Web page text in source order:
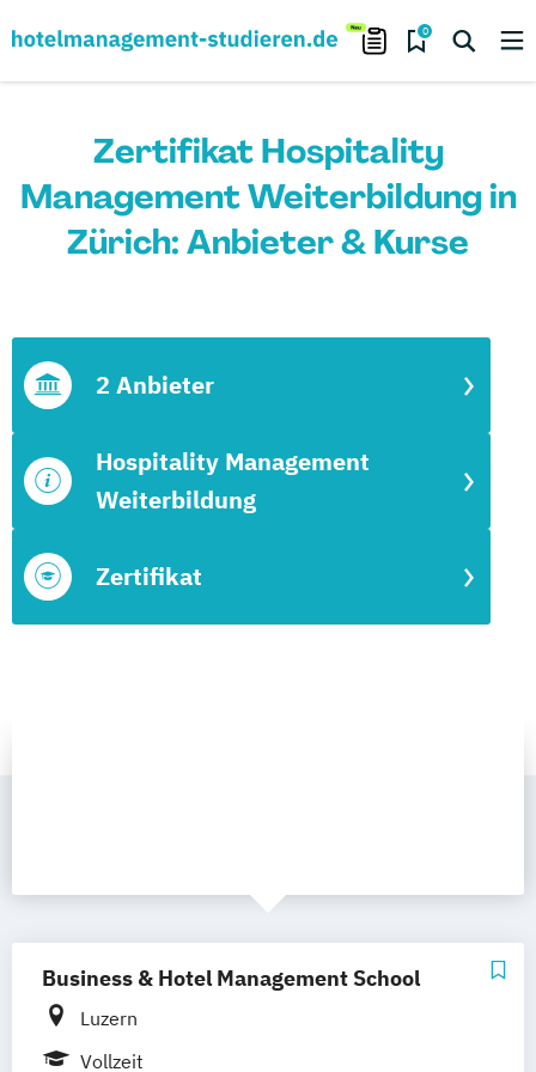
0
Zertifikat Hospitality
Management Weiterbildung in
Zürich: Anbieter & Kurse
Zertifikat
Hospitality Management
Weiterbildung
2 Anbieter
Business & Hotel Management School
Luzern
Vollzeit